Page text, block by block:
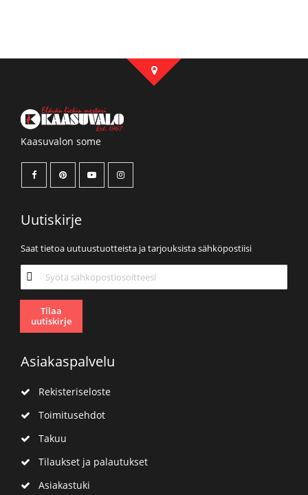
Kaasuvalon some
Uutiskirje
Saat tietoa uutuustuotteista ja tarjouksista sähköpostiisi
Tilaa
uutiskirjeemme:
Tilaa
uutiskirje
Asiakaspalvelu
Rekisteriseloste
Toimitusehdot
Takuu
Tilaukset ja palautukset
Asiakastuki